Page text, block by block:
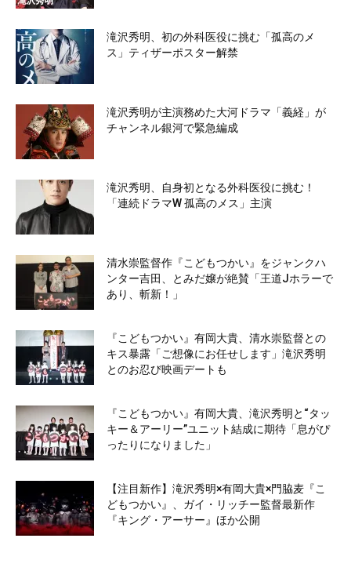
滝沢秀明、初の外科医役に挑む「孤高のメ
ス」ティザーポスター解禁
滝沢秀明が主演務めた大河ドラマ「義経」が
チャンネル銀河で緊急編成
滝沢秀明、自身初となる外科医役に挑む！
「連続ドラマW 孤高のメス」主演
清水崇監督作『こどもつかい』をジャンクハ
ンター吉田、とみだ嬢が絶賛「王道Jホラーで
あり、斬新！」
『こどもつかい』有岡大貴、清水崇監督との
キス暴露「ご想像にお任せします」滝沢秀明
とのお忍び映画デートも
『こどもつかい』有岡大貴、滝沢秀明と“タッ
キー＆アーリー”ユニット結成に期待「息がぴ
ったりになりました」
【注目新作】滝沢秀明×有岡大貴×門脇麦『こ
どもつかい』、ガイ・リッチー監督最新作
『キング・アーサー』ほか公開